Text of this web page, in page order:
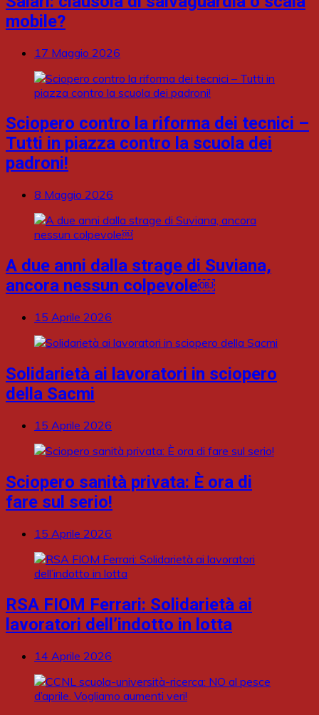
mobile?
17 Maggio 2026
Sciopero contro la riforma dei tecnici –
Tutti in piazza contro la scuola dei
padroni!
8 Maggio 2026
A due anni dalla strage di Suviana,
ancora nessun colpevole￼
15 Aprile 2026
Solidarietà ai lavoratori in sciopero
della Sacmi
15 Aprile 2026
Sciopero sanità privata: È ora di
fare sul serio!
15 Aprile 2026
RSA FIOM Ferrari: Solidarietà ai
lavoratori dell’indotto in lotta
14 Aprile 2026